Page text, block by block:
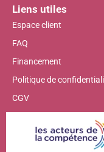
Liens utiles
Espace client
FAQ
Financement
Politique de
CGV